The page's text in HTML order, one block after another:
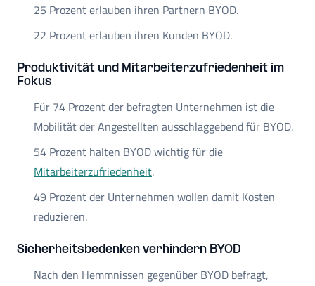
25 Prozent erlauben ihren Partnern BYOD.
22 Prozent erlauben ihren Kunden BYOD.
Produktivität und Mitarbeiterzufriedenheit im
Fokus
Für 74 Prozent der befragten Unternehmen ist die
Mobilität der Angestellten ausschlaggebend für BYOD.
54 Prozent halten BYOD wichtig für die
Mitarbeiterzufriedenheit.
49 Prozent der Unternehmen wollen damit Kosten
reduzieren.
Sicherheitsbedenken verhindern BYOD
Nach den Hemmnissen gegenüber BYOD befragt,